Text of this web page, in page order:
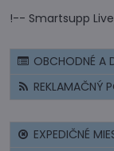
!-- Smartsupp
OBCHODNÉ A
REKLAMAČNÝ
EXPEDIČNÉ